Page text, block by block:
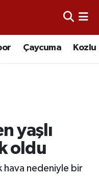
Çaycuma Kozlu
yaşlı
oldu
hava nedeniyle bir